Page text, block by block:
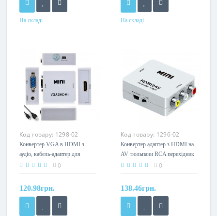
На складі На складі
Код товару: 1298-02
Конвертер VGA в HDMI з
аудіо, кабель-адаптер для
перетворення VGA в HD
0
120.98грн.
Код товару: 1296-02
Конвертер адаптер з HDMI на
AV тюльпани RCA перехідник
перетворювач 1080P відео та
0
138.46грн.